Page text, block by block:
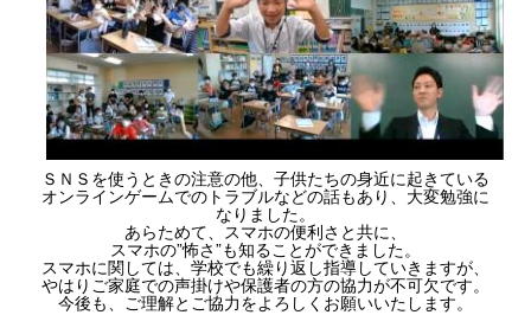
ＳＮＳを使うときの注意の他、子供たちの身近に起きている
オンラインゲームでのトラブルなどの話もあり、大変勉強に
なりました。
あらためて、スマホの便利さと共に、
スマホの”怖さ”も知ることができました。
スマホに関しては、学校でも繰り返し指導していきますが、
やはりご家庭での声掛けや保護者の方の協力が不可欠です。
今後も、ご理解とご協力をよろしくお願いいたします。